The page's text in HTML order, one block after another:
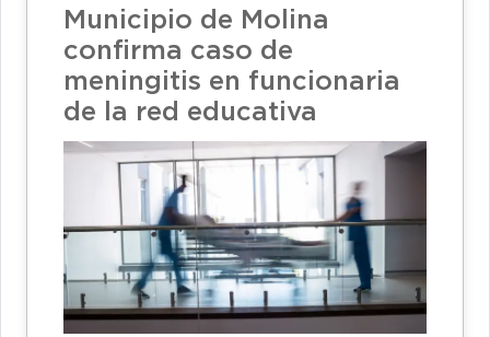
Municipio de Molina
confirma caso de
meningitis en funcionaria
de la red educativa